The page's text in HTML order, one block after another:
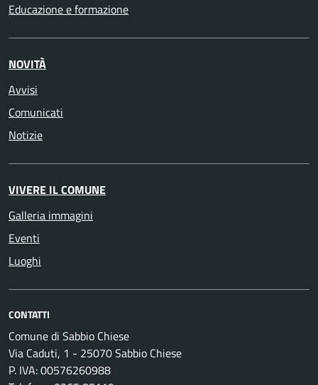
Educazione e formazione
NOVITÀ
Avvisi
Comunicati
Notizie
VIVERE IL COMUNE
Galleria immagini
Eventi
Luoghi
CONTATTI
Comune di Sabbio Chiese
Via Caduti, 1 - 25070 Sabbio Chiese
P. IVA: 00576260988